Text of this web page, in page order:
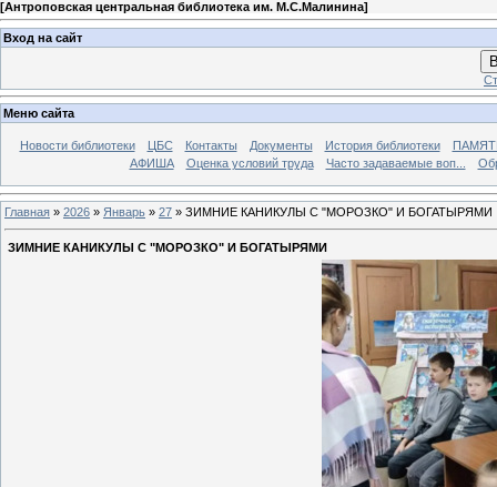
[Антроповская центральная библиотека им. М.С.Малинина]
Вход на сайт
Меню сайта
Новости библиотеки ЦБС Контакты Документы История библиотеки
АФИША
Оценка условий труда Часто задаваемые воп...
Главная » 2026 » Январь » 27 » ЗИМНИЕ КАНИКУЛЫ С "МОРОЗКО" И БОГАТЫРЯМИ
ЗИМНИЕ КАНИКУЛЫ С "МОРОЗКО" И БОГАТЫРЯМИ